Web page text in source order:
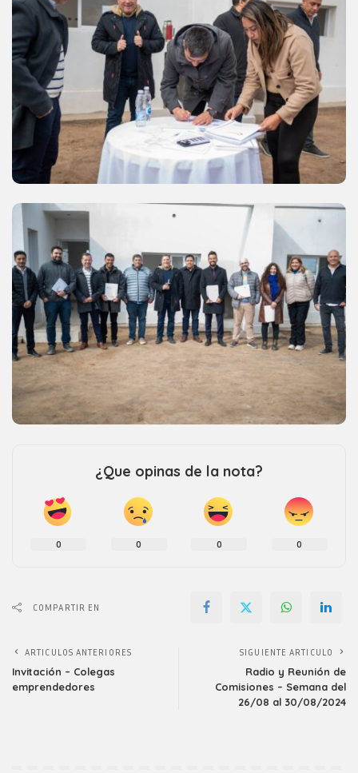
¿Que opinas de la nota?
0 0 0 0
COMPARTIR EN
ARTICULOS ANTERIORES
Invitación – Colegas
emprendedores
SIGUIENTE ARTICULO
Radio y Reunión de
Comisiones – Semana del
26/08 al 30/08/2024